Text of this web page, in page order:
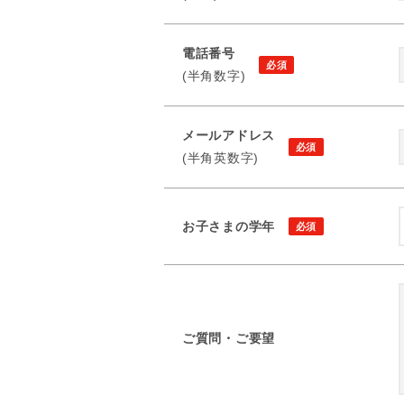
電話番号
(半角数字)
メールアドレス
(半角英数字)
お子さまの学年
ご質問・ご要望